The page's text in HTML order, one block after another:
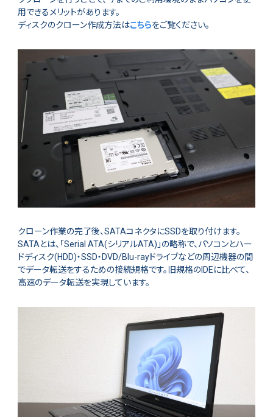
用できるメリットがあります。
ディスクのクローン作成方法はこちらをご覧ください。
クローン作業の完了後、SATAコネクタにSSDを取り付けます。
SATAとは、「Serial ATA(シリアルATA)」の略称で、パソコンとハー
ドディスク(HDD)・SSD・DVD/Blu-rayドライブなどの周辺機器の間
でデータ転送をするための接続規格です。旧規格のIDEに比べて、
高速のデータ転送を実現しています。